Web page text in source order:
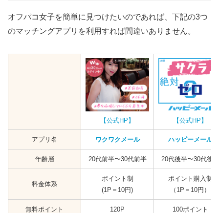
オフパコ女子を簡単に見つけたいのであれば、下記の3つ
のマッチングアプリを利用すれば間違いありません。
【公式HP】 【公式HP】
アプリ名 ワクワクメール ハッピーメール
年齢層 20代前半〜30代前半 20代後半〜30代後半
料金体系
ポイント制
(1P＝10円)
ポイント購入制
（1P＝10円）
無料ポイント 120P 100ポイント